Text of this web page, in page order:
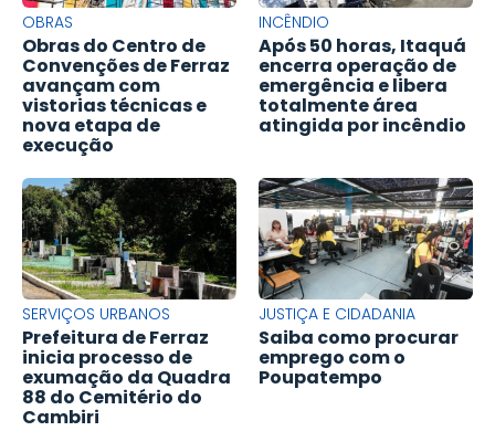
OBRAS
Obras do Centro de
Convenções de Ferraz
avançam com
vistorias técnicas e
nova etapa de
execução
INCÊNDIO
Após 50 horas, Itaquá
encerra operação de
emergência e libera
totalmente área
atingida por incêndio
SERVIÇOS URBANOS
Prefeitura de Ferraz
inicia processo de
exumação da Quadra
88 do Cemitério do
Cambiri
JUSTIÇA E CIDADANIA
Saiba como procurar
emprego com o
Poupatempo